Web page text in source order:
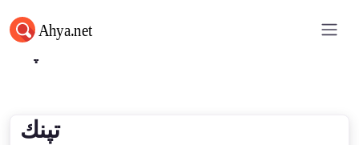
تپنك
تپنك